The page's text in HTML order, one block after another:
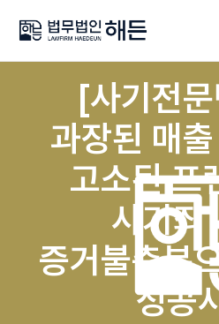
[사기전
과장된 매
고소된 프
사기죄
증거불충분
성공